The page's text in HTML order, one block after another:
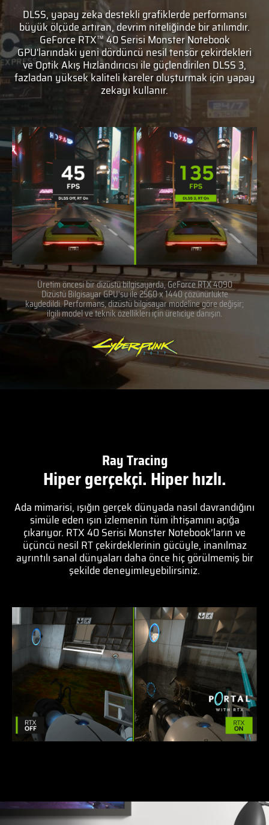
DLSS, yapay zeka destekli grafiklerde performansı
büyük ölçüde artıran, devrim niteliğinde bir atılımdır.
GeForce RTX™ 40 Serisi Monster Notebook
GPU'larındaki yeni dördüncü nesil tensör çekirdekleri
ve Optik Akış Hızlandırıcısı ile güçlendirilen DLSS 3,
fazladan yüksek kaliteli kareler oluşturmak için yapay
zekayı kullanır.
Üretim öncesi bir dizüstü bilgisayarda, GeForce RTX 4090
Dizüstü Bilgisayar GPU'su ile 2560 x 1440 çözünürlükte
kaydedildi. Performans, dizüstü bilgisayar modeline göre değişir;
ilgili model ve teknik özellikleri için üreticiye danışın.
Ray Tracing
Hiper gerçekçi. Hiper hızlı.
Ada mimarisi, ışığın gerçek dünyada nasıl davrandığını
simüle eden ışın izlemenin tüm ihtişamını açığa
çıkarıyor. RTX 40 Serisi Monster Notebook’ların ve
üçüncü nesil RT çekirdeklerinin gücüyle, inanılmaz
ayrıntılı sanal dünyaları daha önce hiç görülmemiş bir
şekilde deneyimleyebilirsiniz.